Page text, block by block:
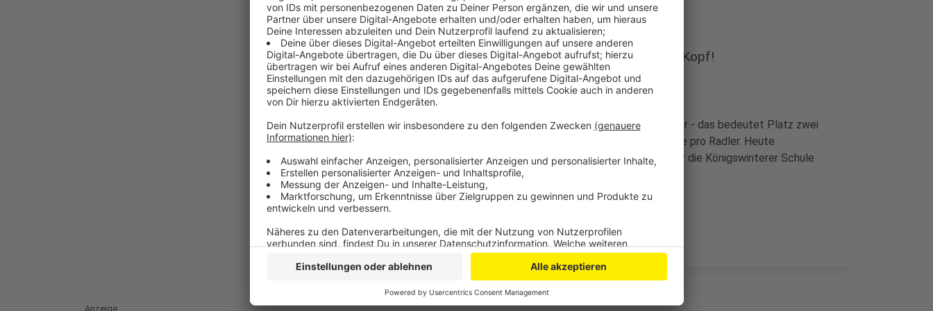
Königswinterer Schule schaffte 222,9 Kilometer - pro Kopf!
Anzeige
Davon schaffte die Christophorusschule pro Kopf 222,9 Kilometer - das bedeutet Platz zwei
in NRW. Nur eine Schule aus Ratingen schaffte noch mehr Strecke pro Radler. Heute
Nachmittag war die offizielle Preisverleihung in Köln, da gab es für die Königswinterer Schule
eine Urkunde und 750 Euro.
Anzeige
Anzeige